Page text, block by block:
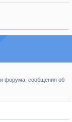
форума, сообщения об